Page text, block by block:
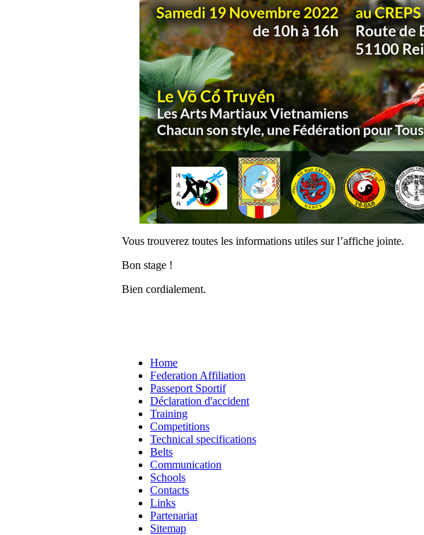
Vous trouverez toutes les informations utiles sur l’affiche jointe.
Bon stage !
Bien cordialement.
Home
Federation Affiliation
Passeport Sportif
Déclaration d'accident
Training
Competitions
Technical specifications
Belts
Communication
Schools
Contacts
Links
Partenariat
Sitemap